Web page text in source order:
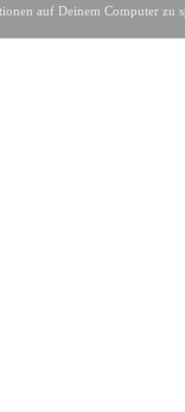
auf Deinem Computer zu